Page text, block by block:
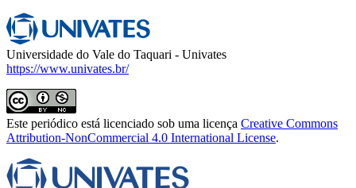
Universidade do Vale do Taquari - Univates
https://www.univates.br/
Este periódico está licenciado sob uma licença Creative Commons
Attribution-NonCommercial 4.0 International License.